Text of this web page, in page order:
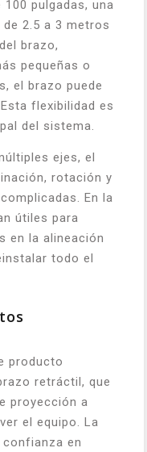
pulgadas, una
2.5 a 3 metros
brazo,
pequeñas o
el brazo puede
flexibilidad es
del sistema.
ejes, el
rotación y
En la
útiles para
en la alineación
todo el
producto
retráctil, que
proyección a
el equipo. La
en